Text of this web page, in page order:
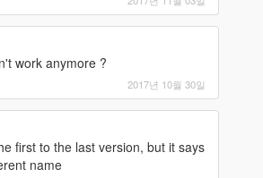
work anymore ?
2017년 10월 30일
first to the last version, but it says
name